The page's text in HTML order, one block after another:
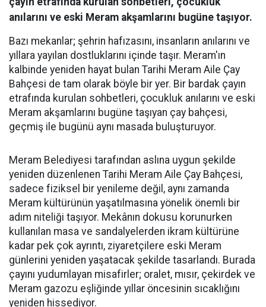
anılarını ve eski Meram akşamlarını bugüne taşıyor.
Bazı mekanlar; şehrin hafızasını, insanların anılarını ve
yıllara yayılan dostluklarını içinde taşır. Meram'ın
kalbinde yeniden hayat bulan Tarihi Meram Aile Çay
Bahçesi de tam olarak böyle bir yer. Bir bardak çayın
etrafında kurulan sohbetleri, çocukluk anılarını ve eski
Meram akşamlarını bugüne taşıyan çay bahçesi,
geçmiş ile bugünü aynı masada buluşturuyor.
Meram Belediyesi tarafından aslına uygun şekilde
yeniden düzenlenen Tarihi Meram Aile Çay Bahçesi,
sadece fiziksel bir yenileme değil, aynı zamanda
Meram kültürünün yaşatılmasına yönelik önemli bir
adım niteliği taşıyor. Mekânın dokusu korunurken
kullanılan masa ve sandalyelerden ikram kültürüne
kadar pek çok ayrıntı, ziyaretçilere eski Meram
günlerini yeniden yaşatacak şekilde tasarlandı. Burada
çayını yudumlayan misafirler; oralet, mısır, çekirdek ve
Meram gazozu eşliğinde yıllar öncesinin sıcaklığını
yeniden hissediyor.